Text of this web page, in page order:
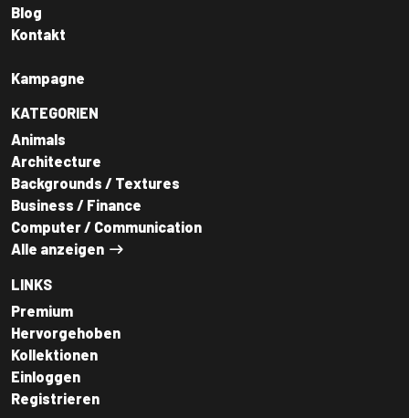
Blog
Kontakt
Kampagne
KATEGORIEN
Animals
Architecture
Backgrounds / Textures
Business / Finance
Computer / Communication
Alle anzeigen
LINKS
Premium
Hervorgehoben
Kollektionen
Einloggen
Registrieren